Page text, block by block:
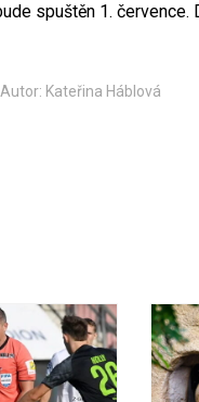
spuštěn 1. července.
Autor: Kateřina Háblová